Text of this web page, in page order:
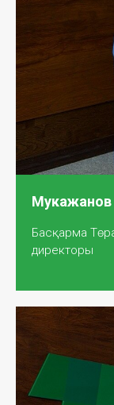
Мукажанов
Басқарма
директоры